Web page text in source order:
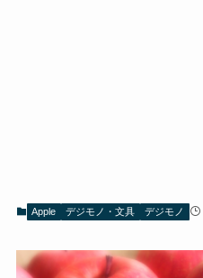
Apple デジモノ・文具 デジモノ